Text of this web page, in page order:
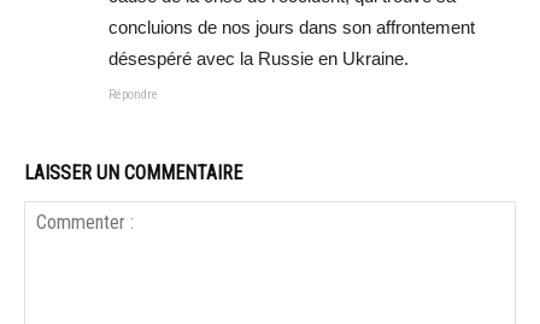
concluions de nos jours dans son affrontement
désespéré avec la Russie en Ukraine.
Répondre
LAISSER UN COMMENTAIRE